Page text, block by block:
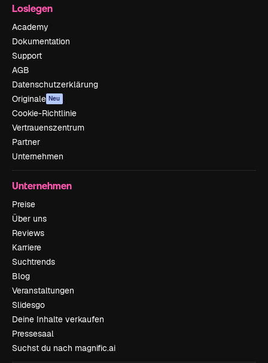
Loslegen
Academy
Dokumentation
Support
AGB
Datenschutzerklärung
Originale Neu
Cookie-Richtlinie
Vertrauenszentrum
Partner
Unternehmen
Unternehmen
Preise
Über uns
Reviews
Karriere
Suchtrends
Blog
Veranstaltungen
Slidesgo
Deine Inhalte verkaufen
Pressesaal
Suchst du nach magnific.ai